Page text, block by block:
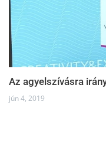
Az agyelszívásra
jún 4, 2019